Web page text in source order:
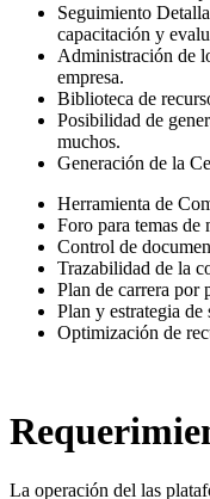
Seguimiento
capacitación y
Administración de
empresa.
Biblioteca de
Posibilidad de
muchos.
Generación de la
Herramienta de
Foro para temas de
Control de
Trazabilidad de la
Plan de carrera por
Plan y estrategia de
Optimización de
La operación del las